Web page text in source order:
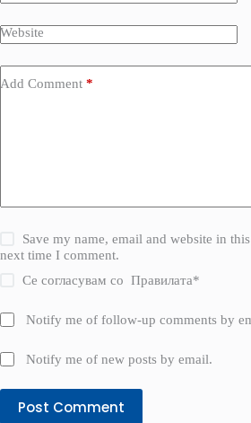
Website
Add Comment *
Save my name, email and website in
next time I comment.
Се согласувам соПравилата*
Notify me of follow-up comments by
Notify me of new posts by email.
Post Comment